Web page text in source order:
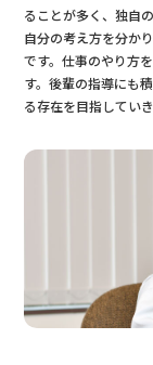
ることが多く、独自
自分の考え方を分か
です。仕事のやり方
す。後輩の指導にも
る存在を目指していき